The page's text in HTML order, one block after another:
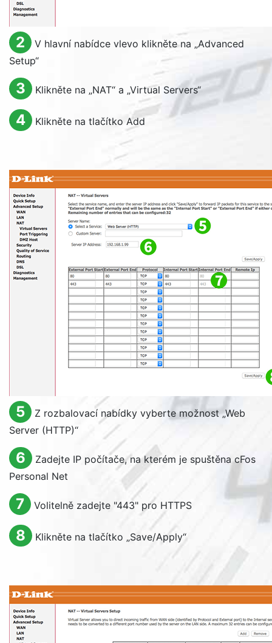
2 V hlavní nabídce vlevo klikněte na „Advanced
Setup“
3 Klikněte na „NAT“ a „Virtual Servers“
4 Klikněte na tlačítko Add
5 Z rozbalovací nabídky vyberte možnost „Web
Server (HTTP)“
6
Zadejte IP počítače, na kterém je spuštěna cFos
Personal Net
7 Volitelně zadejte "443" pro HTTPS
8 Klikněte na tlačítko „Save/Apply“